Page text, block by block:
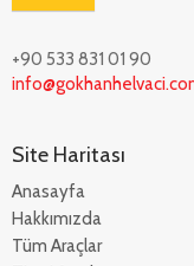
+90 533 831 01 90
Site Haritası
Anasayfa
Hakkımızda
Tüm Araçlar